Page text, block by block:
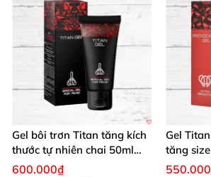
Gel bôi trơn Titan tăng kích
thước tự nhiên chai 50ml
siêu mạnh
600.000₫
Gel
tăng